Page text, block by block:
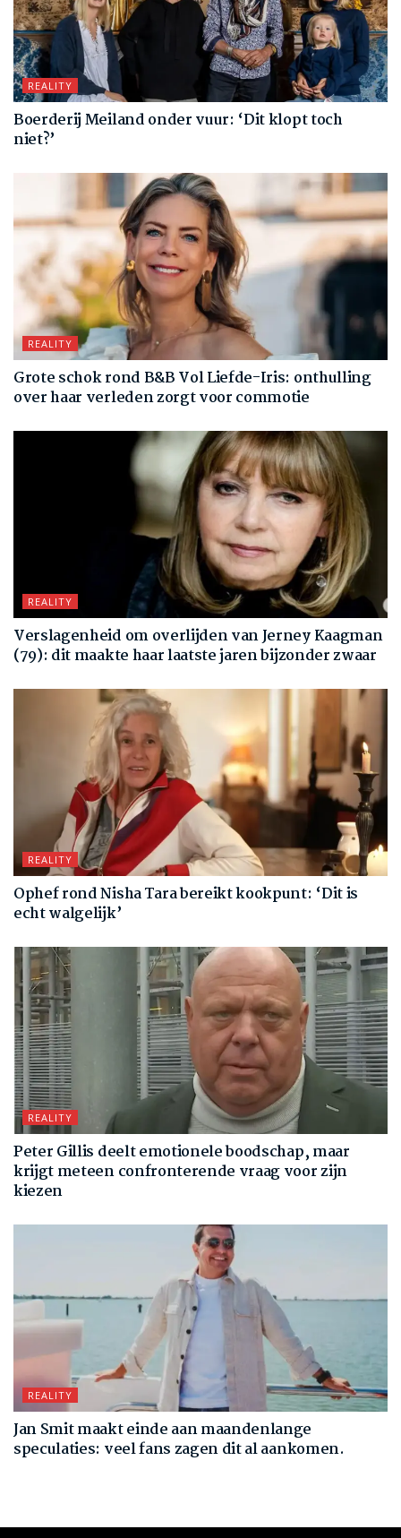
REALITY
Boerderij Meiland onder vuur: ‘Dit klopt toch
niet?’
REALITY
Grote schok rond B&B Vol Liefde-Iris: onthulling
over haar verleden zorgt voor commotie
REALITY
Verslagenheid om overlijden van Jerney Kaagman
(79): dit maakte haar laatste jaren bijzonder zwaar
REALITY
Ophef rond Nisha Tara bereikt kookpunt: ‘Dit is
echt walgelijk’
REALITY
Peter Gillis deelt emotionele boodschap, maar
krijgt meteen confronterende vraag voor zijn
kiezen
REALITY
Jan Smit maakt einde aan maandenlange
speculaties: veel fans zagen dit al aankomen.